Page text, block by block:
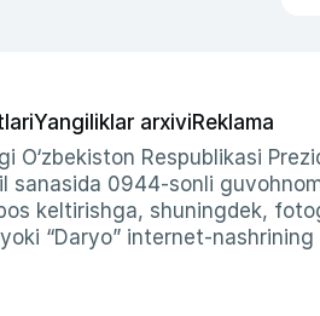
Yangiliklar arxiviReklama
O‘zbekiston Respublikasi
sanasida 0944-sonli
keltirishga, shuningdek,
“Daryo” internet-